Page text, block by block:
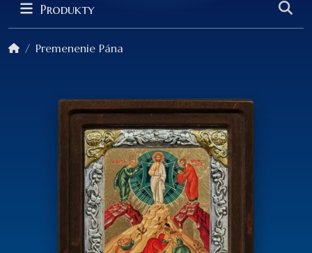
Produkty
Premenenie Pána